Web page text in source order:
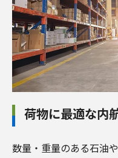
荷物に最適な内
数量・重量のある石油